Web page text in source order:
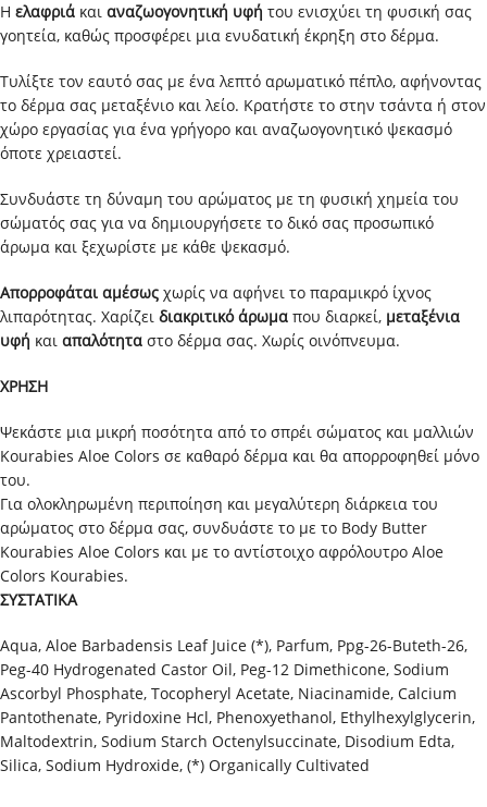
Η ελαφριά και αναζωογονητική υφή του ενισχύει τη φυσική σας
γοητεία, καθώς προσφέρει μια ενυδατική έκρηξη στο δέρμα.
Τυλίξτε τον εαυτό σας με ένα λεπτό αρωματικό πέπλο, αφήνοντας
το δέρμα σας μεταξένιο και λείο. Κρατήστε το στην τσάντα ή στον
χώρο εργασίας για ένα γρήγορο και αναζωογονητικό ψεκασμό
όποτε χρειαστεί.
Συνδυάστε τη δύναμη του αρώματος με τη φυσική χημεία του
σώματός σας για να δημιουργήσετε το δικό σας προσωπικό
άρωμα και ξεχωρίστε με κάθε ψεκασμό.
Απορροφάται αμέσως χωρίς να αφήνει το παραμικρό ίχνος
λιπαρότητας. Χαρίζει διακριτικό άρωμα που διαρκεί, μεταξένια
υφή και απαλότητα στο δέρμα σας. Χωρίς οινόπνευμα.
XΡΗΣΗ
Ψεκάστε μια μικρή ποσότητα από το σπρέι σώματος και μαλλιών
Kourabies Aloe Colors σε καθαρό δέρμα και θα απορροφηθεί μόνο
του.
Για ολοκληρωμένη περιποίηση και μεγαλύτερη διάρκεια του
αρώματος στο δέρμα σας, συνδυάστε το με το Body Butter
Kourabies Aloe Colors και με το αντίστοιχο αφρόλουτρο Aloe
Colors Kourabies.
ΣΥΣΤΑΤΙΚΑ
Aqua, Aloe Barbadensis Leaf Juice (*), Parfum, Ppg-26-Buteth-26,
Peg-40 Hydrogenated Castor Oil, Peg-12 Dimethicone, Sodium
Ascorbyl Phosphate, Tocopheryl Acetate, Niacinamide, Calcium
Pantothenate, Pyridoxine Hcl, Phenoxyethanol, Ethylhexylglycerin,
Maltodextrin, Sodium Starch Octenylsuccinate, Disodium Edta,
Silica, Sodium Hydroxide, (*) Organically Cultivated